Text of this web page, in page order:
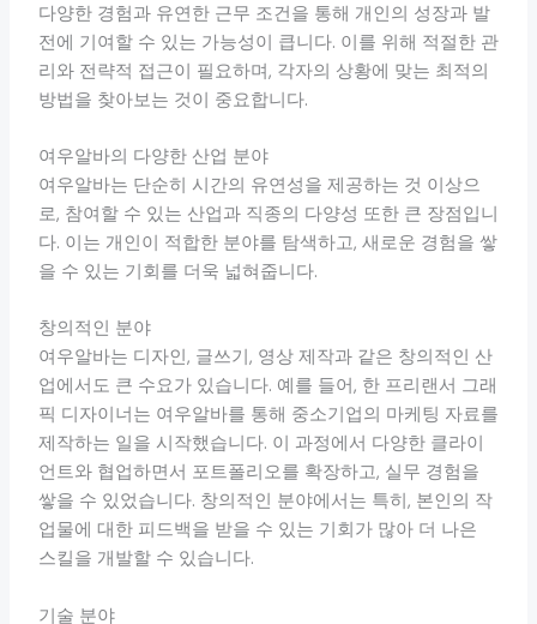
다양한 경험과 유연한 근무 조건을 통해 개인의 성장과 발
전에 기여할 수 있는 가능성이 큽니다. 이를 위해 적절한 관
리와 전략적 접근이 필요하며, 각자의 상황에 맞는 최적의
방법을 찾아보는 것이 중요합니다.
여우알바의 다양한 산업 분야
여우알바는 단순히 시간의 유연성을 제공하는 것 이상으
로, 참여할 수 있는 산업과 직종의 다양성 또한 큰 장점입니
다. 이는 개인이 적합한 분야를 탐색하고, 새로운 경험을 쌓
을 수 있는 기회를 더욱 넓혀줍니다.
창의적인 분야
여우알바는 디자인, 글쓰기, 영상 제작과 같은 창의적인 산
업에서도 큰 수요가 있습니다. 예를 들어, 한 프리랜서 그래
픽 디자이너는 여우알바를 통해 중소기업의 마케팅 자료를
제작하는 일을 시작했습니다. 이 과정에서 다양한 클라이
언트와 협업하면서 포트폴리오를 확장하고, 실무 경험을
쌓을 수 있었습니다. 창의적인 분야에서는 특히, 본인의 작
업물에 대한 피드백을 받을 수 있는 기회가 많아 더 나은
스킬을 개발할 수 있습니다.
기술 분야